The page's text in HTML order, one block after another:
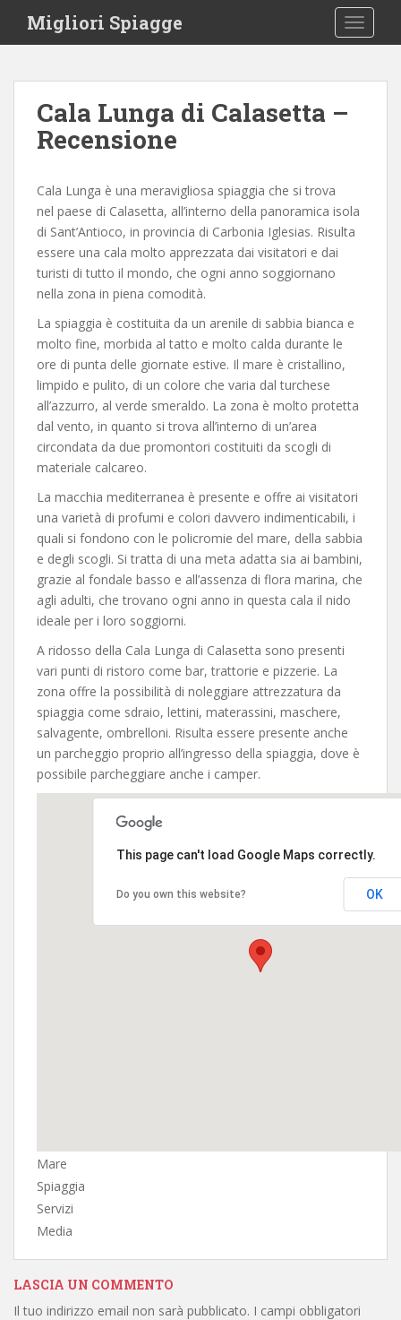
i
Migliori Spiagge
Cala Lunga di Calasetta –
Recensione
Cala Lunga è una meravigliosa spiaggia che si trova
nel paese di Calasetta, all’interno della panoramica isola
di Sant’Antioco, in provincia di Carbonia Iglesias. Risulta
essere una cala molto apprezzata dai visitatori e dai
turisti di tutto il mondo, che ogni anno soggiornano
nella zona in piena comodità.
La spiaggia è costituita da un arenile di sabbia bianca e
molto fine, morbida al tatto e molto calda durante le
ore di punta delle giornate estive. Il mare è cristallino,
limpido e pulito, di un colore che varia dal turchese
all’azzurro, al verde smeraldo. La zona è molto protetta
dal vento, in quanto si trova all’interno di un’area
circondata da due promontori costituiti da scogli di
materiale calcareo.
La macchia mediterranea è presente e offre ai visitatori
una varietà di profumi e colori davvero indimenticabili, i
quali si fondono con le policromie del mare, della sabbia
e degli scogli. Si tratta di una meta adatta sia ai bambini,
grazie al fondale basso e all’assenza di flora marina, che
agli adulti, che trovano ogni anno in questa cala il nido
ideale per i loro soggiorni.
A ridosso della Cala Lunga di Calasetta sono presenti
vari punti di ristoro come bar, trattorie e pizzerie. La
zona offre la possibilità di noleggiare attrezzatura da
spiaggia come sdraio, lettini, materassini, maschere,
salvagente, ombrelloni. Risulta essere presente anche
un parcheggio proprio all’ingresso della spiaggia, dove è
possibile parcheggiare anche i camper.
This page can't load Google Maps correctly.
Do you own this website? OK
Mare
Spiaggia
Servizi
Media
LASCIA UN COMMENTO
Il tuo indirizzo email non sarà pubblicato. I campi obbligatori